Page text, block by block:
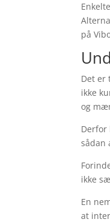
på
Det er
ikke
og
Derfor
sådan
ikke
En
at